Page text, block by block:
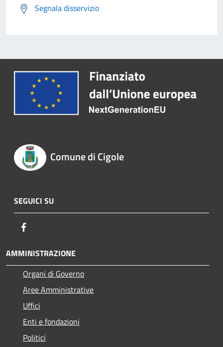
Segnala disservizio
Comune di Cigole
SEGUICI SU
AMMINISTRAZIONE
Organi di Governo
Aree Amministrative
Uffici
Enti e fondazioni
Politici